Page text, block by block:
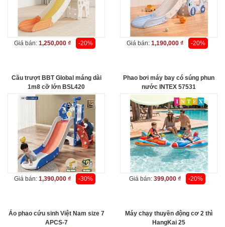
Giá bán: 1,250,000 ₫ -20% Giá bán: 1,190,000 ₫ -20%
Cầu trượt BBT Global máng dài
1m8 cỡ lớn BSL420
Giá bán: 1,390,000 ₫ -30%
Phao bơi máy bay có súng phun
nước INTEX 57531
Giá bán: 399,000 ₫ -20%
Áo phao cứu sinh Việt Nam size 7
APCS-7
Máy chạy thuyền động cơ 2 thì
HangKai 25